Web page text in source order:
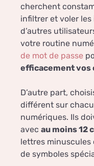
cherchent
infiltrer et voler
d’autres
votre routine
de mot de passe
efficacement vos
D’autre part,
différent sur
numériques. Ils
avec au moins 12
lettres minuscules
de symboles